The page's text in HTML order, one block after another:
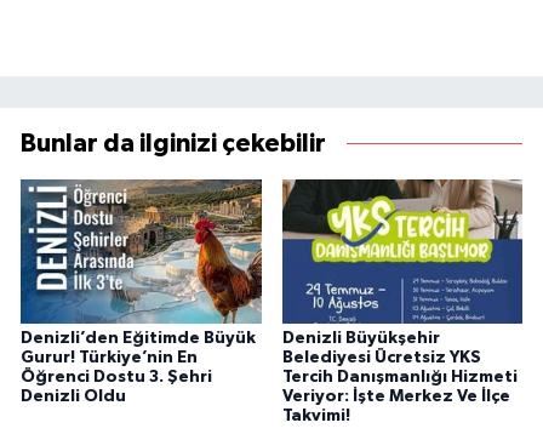
Bunlar da ilginizi çekebilir
Denizli’den Eğitimde Büyük
Gurur! Türkiye’nin En
Öğrenci Dostu 3. Şehri
Denizli Oldu
Denizli Büyükşehir
Belediyesi Ücretsiz YKS
Tercih Danışmanlığı Hizmeti
Veriyor: İşte Merkez Ve İlçe
Takvimi!